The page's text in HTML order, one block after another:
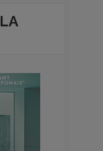
LA